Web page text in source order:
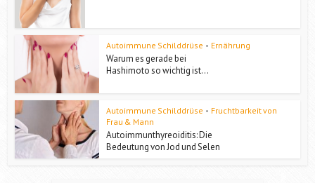
Autoimmune Schilddrüse • Ernährung
Warum es gerade bei
Hashimoto so wichtig ist...
Autoimmune Schilddrüse • Fruchtbarkeit von
Frau & Mann
Autoimmunthyreoiditis: Die
Bedeutung von Jod und Selen